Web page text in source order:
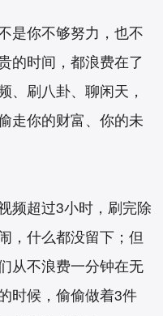
是你不够努力，也不
的时间，都浪费在了
刷八卦、聊闲天，
走你的财富、你的未
频超过3小时，刷完除
，什么都没留下；但
从不浪费一分钟在无
时候，偷偷做着3件